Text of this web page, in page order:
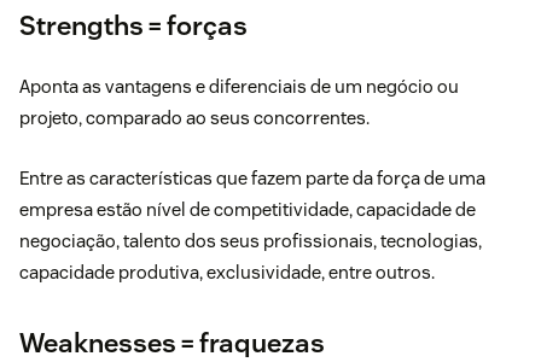
Strengths = forças
Aponta as vantagens e diferenciais de um negócio ou
projeto, comparado ao seus concorrentes.
Entre as características que fazem parte da força de uma
empresa estão nível de competitividade, capacidade de
negociação, talento dos seus profissionais, tecnologias,
capacidade produtiva, exclusividade, entre outros.
Weaknesses = fraquezas